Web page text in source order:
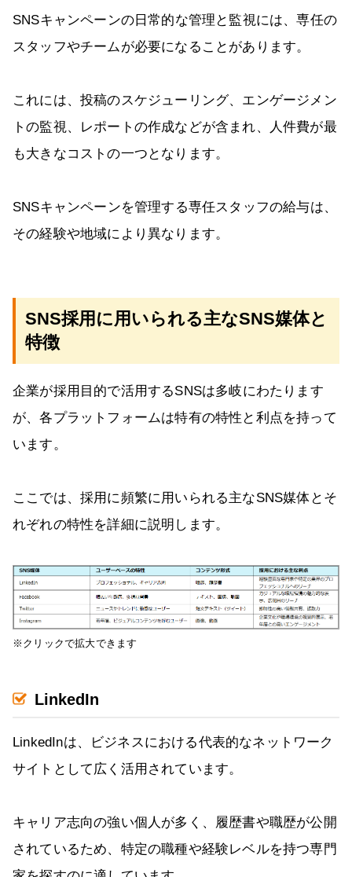
SNSキャンペーンの日常的な管理と監視には、専任の
スタッフやチームが必要になることがあります。
これには、投稿のスケジューリング、エンゲージメン
トの監視、レポートの作成などが含まれ、人件費が最
も大きなコストの一つとなります。
SNSキャンペーンを管理する専任スタッフの給与は、
その経験や地域により異なります。
SNS採用に用いられる主なSNS媒体と
特徴
企業が採用目的で活用するSNSは多岐にわたります
が、各プラットフォームは特有の特性と利点を持って
います。
ここでは、採用に頻繁に用いられる主なSNS媒体とそ
れぞれの特性を詳細に説明します。
※クリックで拡大できます
LinkedIn
LinkedInは、ビジネスにおける代表的なネットワーク
サイトとして広く活用されています。
キャリア志向の強い個人が多く、履歴書や職歴が公開
されているため、特定の職種や経験レベルを持つ専門